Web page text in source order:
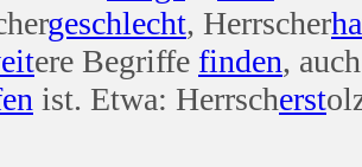
geschlecht, Herrscher
ere Begriffe finden,
ist. Etwa: Herrscherst